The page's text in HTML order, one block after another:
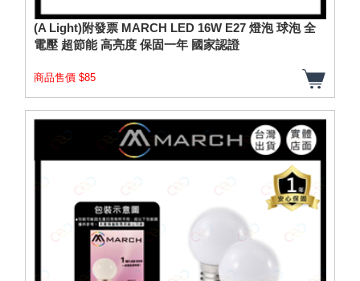
(A Light)附發票 MARCH LED 16W E27 燈泡 球泡 全
電壓 超節能 高亮度 保固一年 國家認證
商品售價 $85